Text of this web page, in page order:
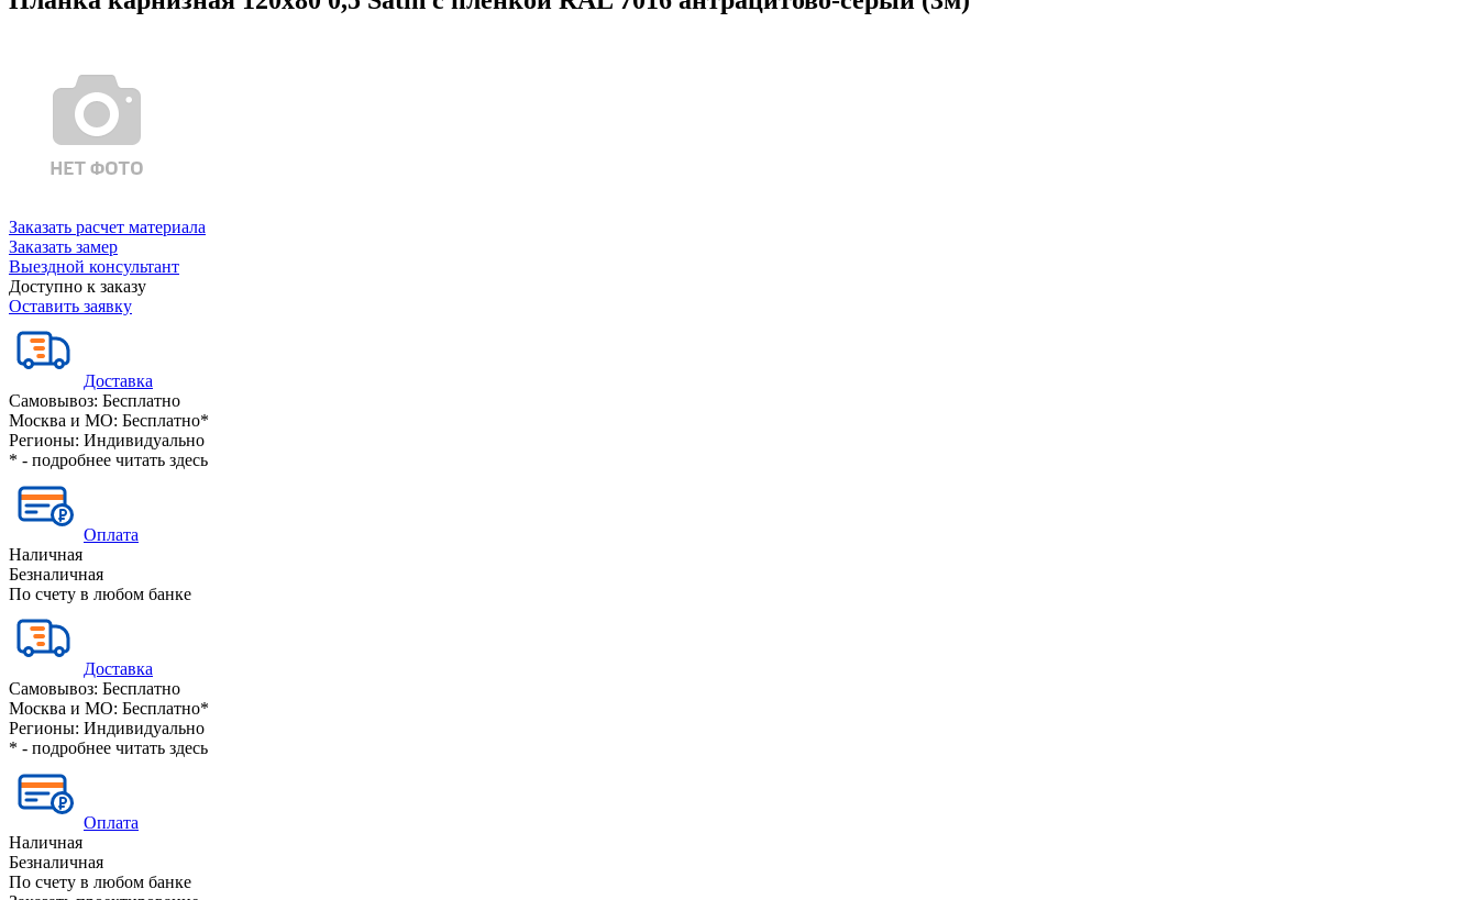
Заказать расчет материала
Заказать замер
Выездной консультант
Доступно к заказу
Оставить заявку
Доставка
Самовывоз: Бесплатно
Москва и МО: Бесплатно*
Регионы: Индивидуально
* - подробнее читать здесь
Оплата
Наличная
Безналичная
По счету в любом банке
Доставка
Самовывоз: Бесплатно
Москва и МО: Бесплатно*
Регионы: Индивидуально
* - подробнее читать здесь
Оплата
Наличная
Безналичная
По счету в любом банке